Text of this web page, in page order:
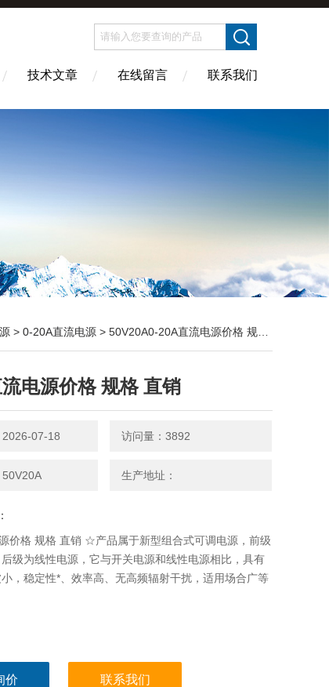
技术文章 在线留言 联系我们
> 0-20A直流电源 > 50V20A0-20A直流电源价格 规格 直销
电源价格 规格 直销
07-18 访问量：3892
50V20A 生产地址：
价格 规格 直销 ☆产品属于新型组合式可调电源，前级
级为线性电源，它与开关电源和线性电源相比，具有
，稳定性*、效率高、无高频辐射干扰，适用场合广等
价 联系我们